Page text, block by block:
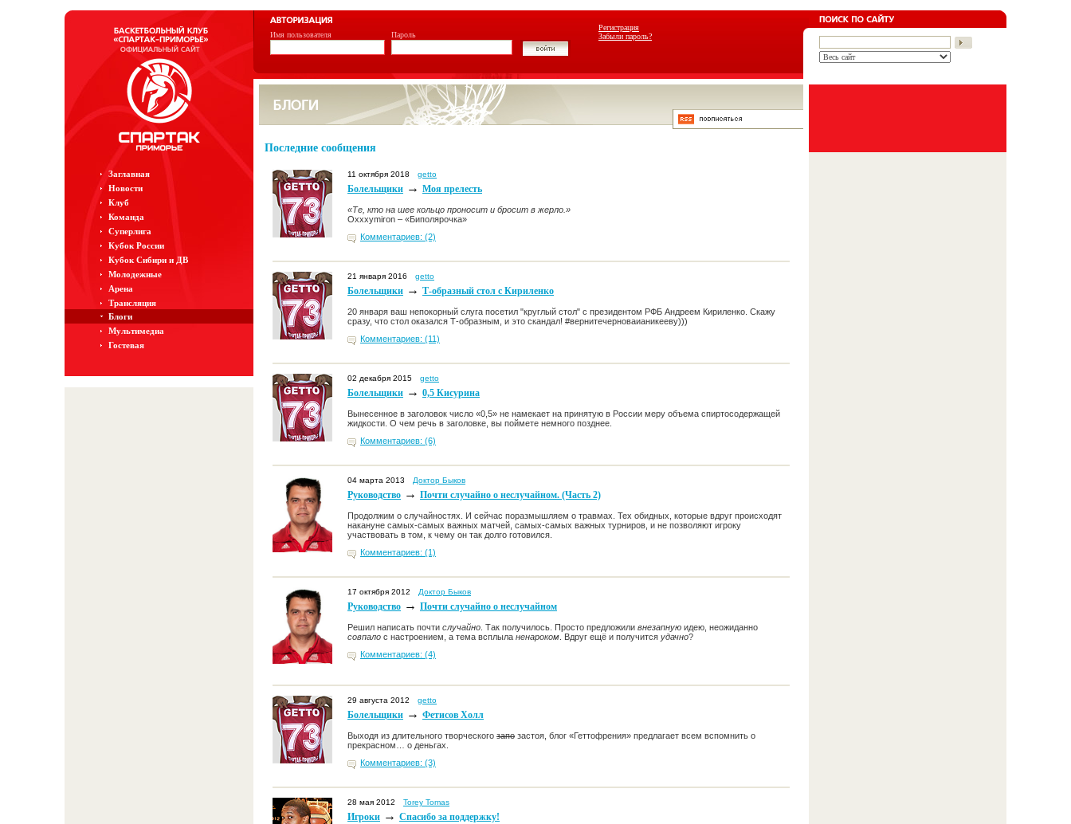
Регистрация
Забыли пароль?
Имя пользователя Пароль
Заглавная
Новости
Клуб
Команда
Суперлига
Кубок России
Кубок Сибири и ДВ
Молодежные
Арена
Трансляция
Блоги
Мультимедиа
Гостевая
Последние сообщения
11 октября 2018 getto
Болельщики → Моя прелесть
«Те, кто на шее кольцо проносит и бросит в жерло.»
Oxxxymiron – «Биполярочка»
Комментариев: (2)
21 января 2016 getto
Болельщики → Т-образный стол с Кириленко
20 января ваш непокорный слуга посетил "круглый стол" с президентом РФБ Андреем Кириленко. Скажу
сразу, что стол оказался Т-образным, и это скандал! #вернитечерноваианикееву)))
Комментариев: (11)
02 декабря 2015 getto
Болельщики → 0,5 Кисурина
Вынесенное в заголовок число «0,5» не намекает на принятую в России меру объема спиртосодержащей
жидкости. О чем речь в заголовке, вы поймете немного позднее.
Комментариев: (6)
04 марта 2013 Доктор Быков
Руководство → Почти случайно о неслучайном. (Часть 2)
Продолжим о случайностях. И сейчас поразмышляем о травмах. Тех обидных, которые вдруг происходят
накануне самых-самых важных матчей, самых-самых важных турниров, и не позволяют игроку
участвовать в том, к чему он так долго готовился.
Комментариев: (1)
17 октября 2012 Доктор Быков
Руководство → Почти случайно о неслучайном
Решил написать почти случайно . Так получилось. Просто предложили внезапную идею, неожиданно
совпало с настроением, а тема всплыла ненароком . Вдруг ещё и получится удачно?
Комментариев: (4)
29 августа 2012 getto
Болельщики → Фетисов Холл
Выходя из длительного творческого запо застоя, блог «Геттофрения» предлагает всем вспомнить о
прекрасном… о деньгах.
Комментариев: (3)
28 мая 2012 Torey Tomas
Игроки → Спасибо за поддержку!